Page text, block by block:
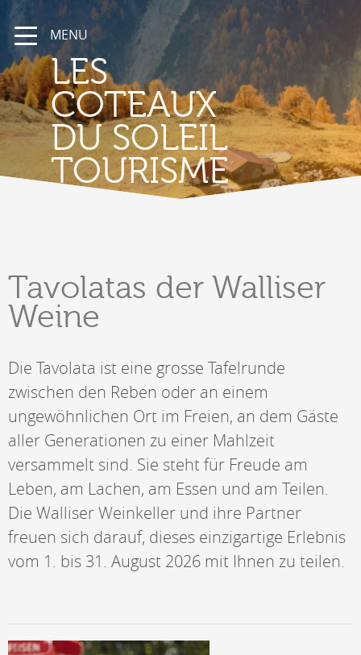
MENU
LES
COTEAUX
DU SOLEIL
TOURISME
Tavolatas der Walliser
Weine
Die Tavolata ist eine grosse Tafelrunde
zwischen den Reben oder an einem
ungewöhnlichen Ort im Freien, an dem Gäste
aller Generationen zu einer Mahlzeit
versammelt sind. Sie steht für Freude am
Leben, am Lachen, am Essen und am Teilen.
Die Walliser Weinkeller und ihre Partner
freuen sich darauf, dieses einzigartige Erlebnis
vom 1. bis 31. August 2026 mit Ihnen zu teilen.